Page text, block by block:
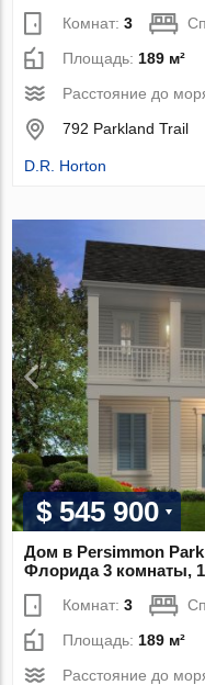
Комнат:3
Площадь: 189 м²
Расстояние до
792 Parkland Trail
D.R. Horton
$ 545 900
Дом в Persimmon
Флорида 3 комнаты,
Комнат:3
Площадь: 189 м²
Расстояние до